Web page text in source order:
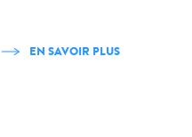
EN SAVOIR PLUS